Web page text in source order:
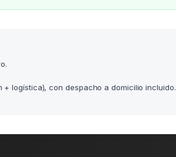
logística), con despacho a domicilio incluido.